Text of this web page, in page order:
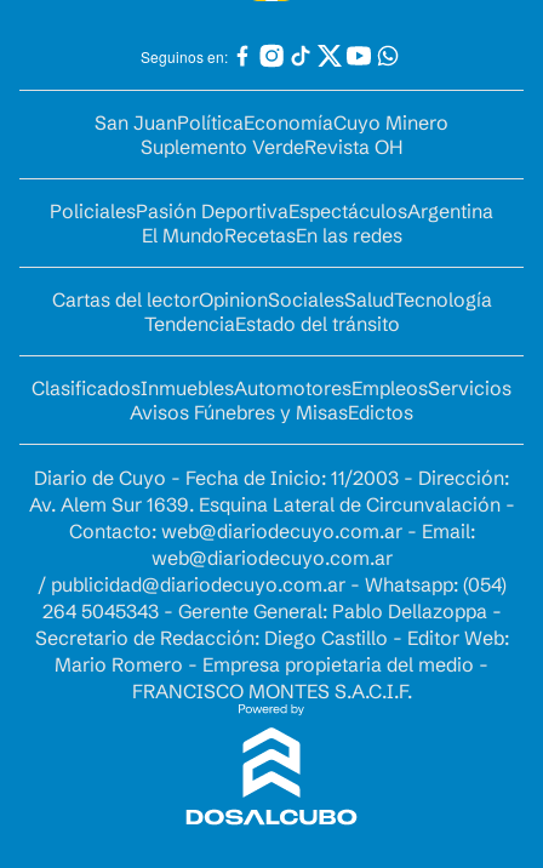
Seguinos en:
San JuanPolíticaEconomíaCuyo Minero
Suplemento VerdeRevista OH
PolicialesPasión DeportivaEspectáculosArgentina
El MundoRecetasEn las redes
Cartas del lectorOpinionSocialesSaludTecnología
TendenciaEstado del tránsito
ClasificadosInmueblesAutomotoresEmpleosServicios
Avisos Fúnebres y MisasEdictos
Diario de Cuyo - Fecha de Inicio: 11/2003 - Dirección:
Av. Alem Sur 1639. Esquina Lateral de Circunvalación -
Contacto: web@diariodecuyo.com.ar- Email:
web@diariodecuyo.com.ar
/ publicidad@diariodecuyo.com.ar- Whatsapp: (054)
264 5045343 - Gerente General: Pablo Dellazoppa -
Secretario de Redacción: Diego Castillo - Editor Web:
Mario Romero - Empresa propietaria del medio -
FRANCISCO MONTES S.A.C.I.F.